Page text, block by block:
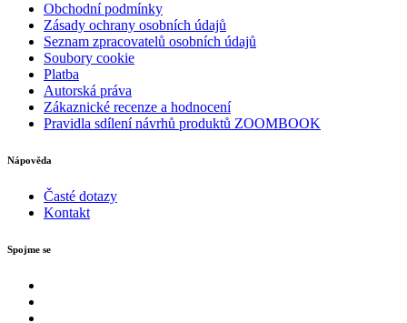
Obchodní podmínky
Zásady ochrany osobních údajů
Seznam zpracovatelů osobních údajů
Soubory cookie
Platba
Autorská práva
Zákaznické recenze a hodnocení
Pravidla sdílení návrhů produktů ZOOMBOOK
Nápověda
Časté dotazy
Kontakt
Spojme se